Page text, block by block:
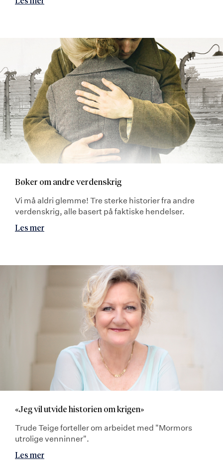
Bøker om andre verdenskrig
Vi må aldri glemme! Tre sterke historier fra andre
verdenskrig, alle basert på faktiske hendelser.
Les mer
«Jeg vil utvide historien om krigen»
Trude Teige forteller om arbeidet med "Mormors
utrolige venninner".
Les mer